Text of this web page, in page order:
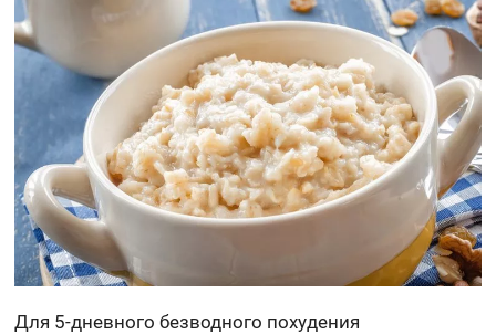
Для 5-дневного безводного похудения